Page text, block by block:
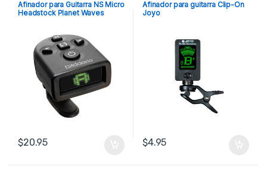
Afinador para Guitarra NS Micro
Headstock Planet Waves
$20.95
Afinador para guitarra Clip-On
Joyo
$4.95